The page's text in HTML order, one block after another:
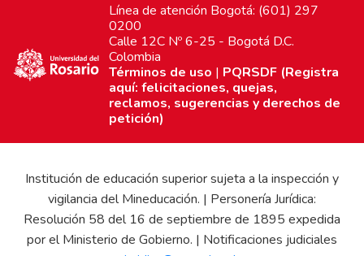
Línea de atención Bogotá: (601) 297
0200
Calle 12C Nº 6-25 - Bogotá D.C.
Colombia
Términos de uso | PQRSDF (Registra
aquí: felicitaciones, quejas,
reclamos, sugerencias y derechos de
petición)
Institución de educación superior sujeta a la inspección y
vigilancia del Mineducación. | Personería Jurídica:
Resolución 58 del 16 de septiembre de 1895 expedida
por el Ministerio de Gobierno. | Notificaciones judiciales